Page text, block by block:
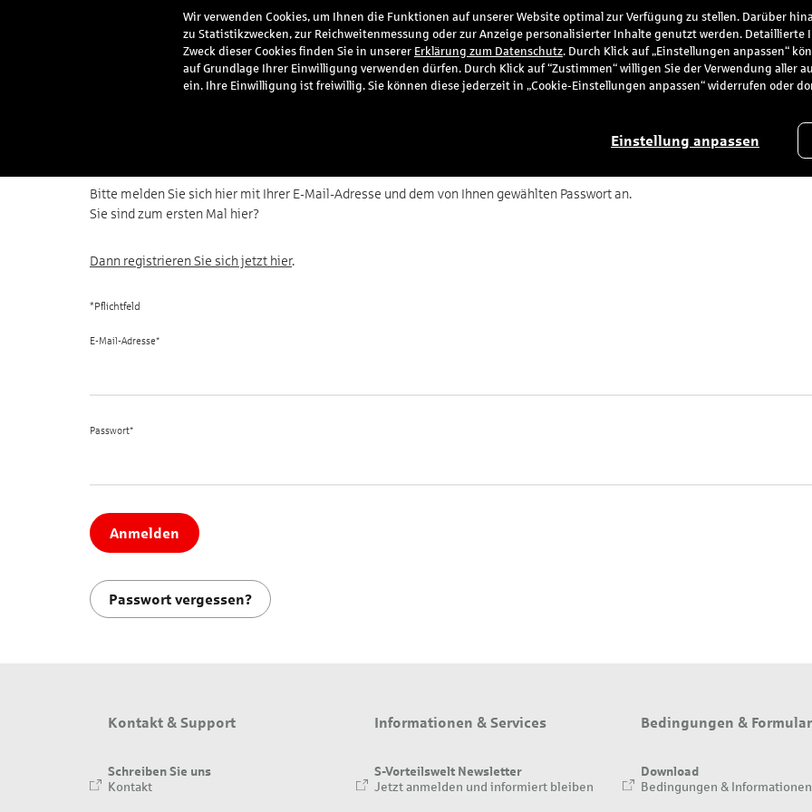
Meine Vorteile Service
Bitte melden Sie sich hier mit Ihrer E-Mail-Adresse und dem von Ihnen gewählten Passwort an.
Sie sind zum ersten Mal hier?
Dann registrieren Sie sich jetzt hier.
E-Mail-Adresse*
Passwort*
Anmelden
Passwort vergessen?
Kontakt & Support
Schreiben Sie uns
Kontakt
Informationen & Services
S-Vorteilswelt Newsletter
Jetzt anmelden und informiert bleiben
Bedingungen &
Download
Bedingungen & Informationen
Wir verwenden Cookies, um Ihnen die Funktionen auf unserer Website optimal zur Verfügung zu stellen. Darüber
zu Statistikzwecken, zur Reichweitenmessung oder zur Anzeige personalisierter Inhalte genutzt werden.
Zweck dieser Cookies finden Sie in unserer Erklärung zum Datenschutz. Durch Klick auf „Einstellungen anpassen“
auf Grundlage Ihrer Einwilligung verwenden dürfen. Durch Klick auf “Zustimmen“ willigen Sie der Verwendung aller
ein. Ihre Einwilligung ist freiwillig. Sie können diese jederzeit in „Cookie-Einstellungen anpassen“ widerrufen oder
Einstellung anpassen